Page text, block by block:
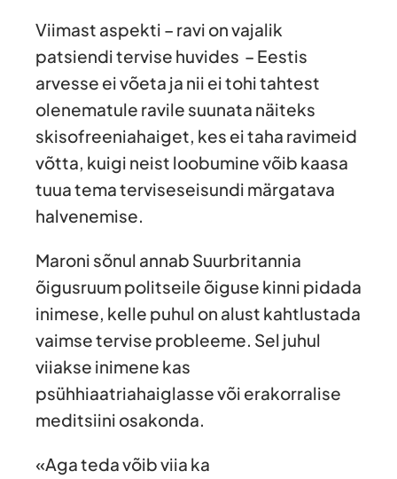
Viimast aspekti – ravi on vajalik
patsiendi tervise huvides – Eestis
arvesse ei võeta ja nii ei tohi tahtest
olenematule ravile suunata näiteks
skisofreeniahaiget, kes ei taha ravimeid
võtta, kuigi neist loobumine võib kaasa
tuua tema terviseseisundi märgatava
halvenemise.
Maroni sõnul annab Suurbritannia
õigusruum politseile õiguse kinni pidada
inimese, kelle puhul on alust kahtlustada
vaimse tervise probleeme. Sel juhul
viiakse inimene kas
psühhiaatriahaiglasse või erakorralise
meditsiini osakonda.
«Aga teda võib viia ka